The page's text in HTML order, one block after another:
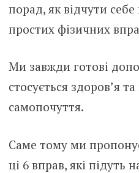
порад, як відчути
простих фізичних
Ми завжди готові
стосується здоров’я
самопочуття.
Саме тому ми
ці 6 вправ, які підуть